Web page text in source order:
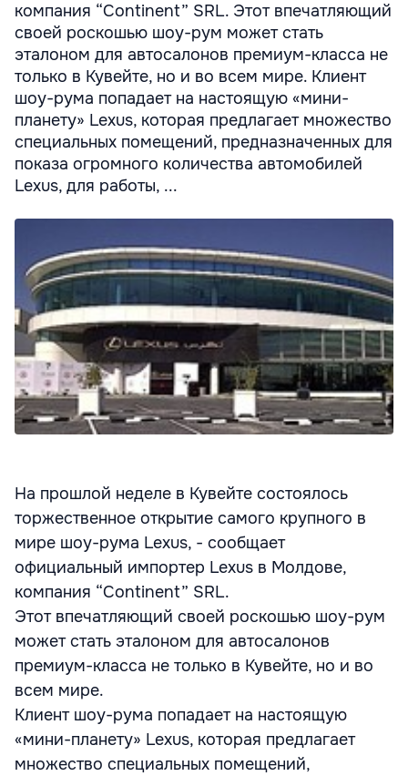
компания “Continent” SRL. Этот впечатляющий
своей роскошью шоу-рум может стать
эталоном для автосалонов премиум-класса не
только в Кувейте, но и во всем мире. Клиент
шоу-рума попадает на настоящую «мини-
планету» Lexus, которая предлагает множество
специальных помещений, предназначенных для
показа огромного количества автомобилей
Lexus, для работы, ...
На прошлой неделе в Кувейте состоялось
торжественное открытие самого крупного в
мире шоу-рума Lexus, - сообщает
официальный импортер Lexus в Молдове,
компания “Continent” SRL.
Этот впечатляющий своей роскошью шоу-рум
может стать эталоном для автосалонов
премиум-класса не только в Кувейте, но и во
всем мире.
Клиент шоу-рума попадает на настоящую
«мини-планету» Lexus, которая предлагает
множество специальных помещений,